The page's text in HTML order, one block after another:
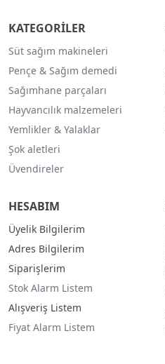
KATEGORİLER
Süt sağım makineleri
Pençe & Sağım demedi
Sağımhane parçaları
Hayvancılık malzemeleri
Yemlikler & Yalaklar
Şok aletleri
Üvendireler
HESABIM
Üyelik Bilgilerim
Adres Bilgilerim
Siparişlerim
Stok Alarm Listem
Alışveriş Listem
Fiyat Alarm Listem